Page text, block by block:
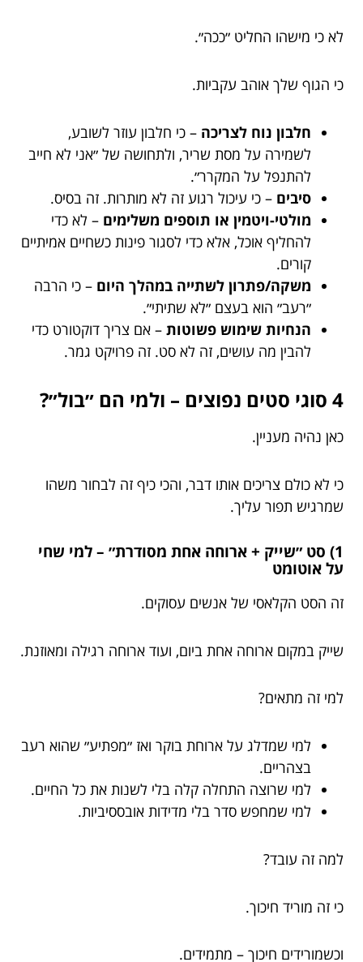
לא כי מישהו החליט ״ככה״.
כי הגוף שלך אוהב עקביות.
חלבון נוח לצריכה – כי חלבון עוזר לשובע,
לשמירה על מסת שריר, ולתחושה של ״אני לא חייב
להתנפל על המקרר״.
סיבים – כי עיכול רגוע זה לא מותרות. זה בסיס.
מולטי-ויטמין או תוספים משלימים – לא כדי
להחליף אוכל, אלא כדי לסגור פינות כשחיים אמיתיים
קורים.
משקה/פתרון לשתייה במהלך היום – כי הרבה
״רעב״ הוא בעצם ״לא שתיתי״.
הנחיות שימוש פשוטות – אם צריך דוקטורט כדי
להבין מה עושים, זה לא סט. זה פרויקט גמר.
4 סוגי סטים נפוצים – ולמי הם ״בול״?
כאן נהיה מעניין.
כי לא כולם צריכים אותו דבר, והכי כיף זה לבחור משהו
שמרגיש תפור עליך.
1) סט ״שייק + ארוחה אחת מסודרת״ – למי שחי
על אוטומט
זה הסט הקלאסי של אנשים עסוקים.
שייק במקום ארוחה אחת ביום, ועוד ארוחה רגילה ומאוזנת.
למי זה מתאים?
למי שמדלג על ארוחת בוקר ואז ״מפתיע״ שהוא רעב
בצהריים.
למי שרוצה התחלה קלה בלי לשנות את כל החיים.
למי שמחפש סדר בלי מדידות אובססיביות.
למה זה עובד?
כי זה מוריד חיכוך.
וכשמורידים חיכוך – מתמידים.